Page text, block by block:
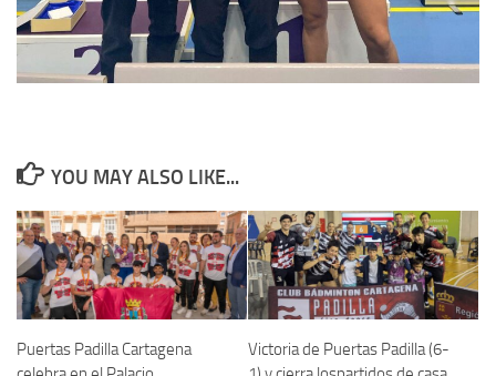
YOU MAY ALSO LIKE...
Puertas Padilla Cartagena
Victoria de Puertas Padilla (6-